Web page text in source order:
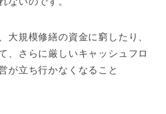
大規模修繕の資金に窮したり、
、さらに厳しいキャッシュフロ
が立ち行かなくなること